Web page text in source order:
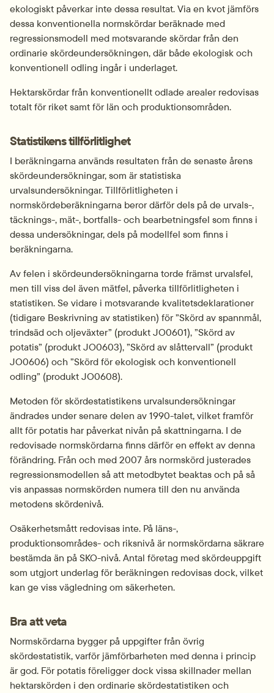
ekologiskt påverkar inte dessa resultat. Via en kvot jämförs
dessa konventionella normskördar beräknade med
regressionsmodell med motsvarande skördar från den
ordinarie skördeundersökningen, där både ekologisk och
konventionell odling ingår i underlaget.
Hektarskördar från konventionellt odlade arealer redovisas
totalt för riket samt för län och produktionsområden.
Statistikens tillförlitlighet
I beräkningarna används resultaten från de senaste årens
skördeundersökningar, som är statistiska
urvalsundersökningar. Tillförlitligheten i
normskördeberäkningarna beror därför dels på de urvals-,
täcknings-, mät-, bortfalls- och bearbetningsfel som finns i
dessa undersökningar, dels på modellfel som finns i
beräkningarna.
Av felen i skördeundersökningarna torde främst urvalsfel,
men till viss del även mätfel, påverka tillförlitligheten i
statistiken. Se vidare i motsvarande kvalitetsdeklarationer
(tidigare Beskrivning av statistiken) för ”Skörd av spannmål,
trindsäd och oljeväxter” (produkt JO0601), ”Skörd av
potatis” (produkt JO0603), ”Skörd av slåttervall” (produkt
JO0606) och ”Skörd för ekologisk och konventionell
odling” (produkt JO0608).
Metoden för skördestatistikens urvalsundersökningar
ändrades under senare delen av 1990-talet, vilket framför
allt för potatis har påverkat nivån på skattningarna. I de
redovisade normskördarna finns därför en effekt av denna
förändring. Från och med 2007 års normskörd justerades
regressionsmodellen så att metodbytet beaktas och på så
vis anpassas normskörden numera till den nu använda
metodens skördenivå.
Osäkerhetsmått redovisas inte. På läns-,
produktionsområdes- och riksnivå är normskördarna säkrare
bestämda än på SKO-nivå. Antal företag med skördeuppgift
som utgjort underlag för beräkningen redovisas dock, vilket
kan ge viss vägledning om säkerheten.
Bra att veta
Normskördarna bygger på uppgifter från övrig
skördestatistik, varför jämförbarheten med denna i princip
är god. För potatis föreligger dock vissa skillnader mellan
hektarskörden i den ordinarie skördestatistiken och